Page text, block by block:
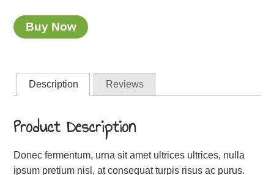
Buy Now
Description Reviews
Product Description
Donec fermentum, urna sit amet ultrices ultrices, nulla
ipsum pretium nisl, at consequat turpis risus ac purus.